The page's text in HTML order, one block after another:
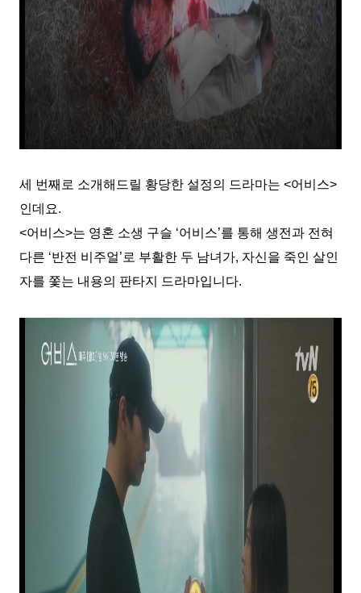
세 번째로 소개해드릴 황당한 설정의 드라마는 <어비스>
인데요.
<어비스>는 영혼 소생 구슬 ‘어비스’를 통해 생전과 전혀
다른 ‘반전 비주얼’로 부활한 두 남녀가, 자신을 죽인 살인
자를 쫓는 내용의 판타지 드라마입니다.